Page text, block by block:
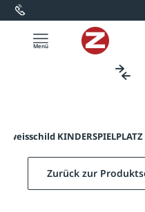
springen
Zurück zur